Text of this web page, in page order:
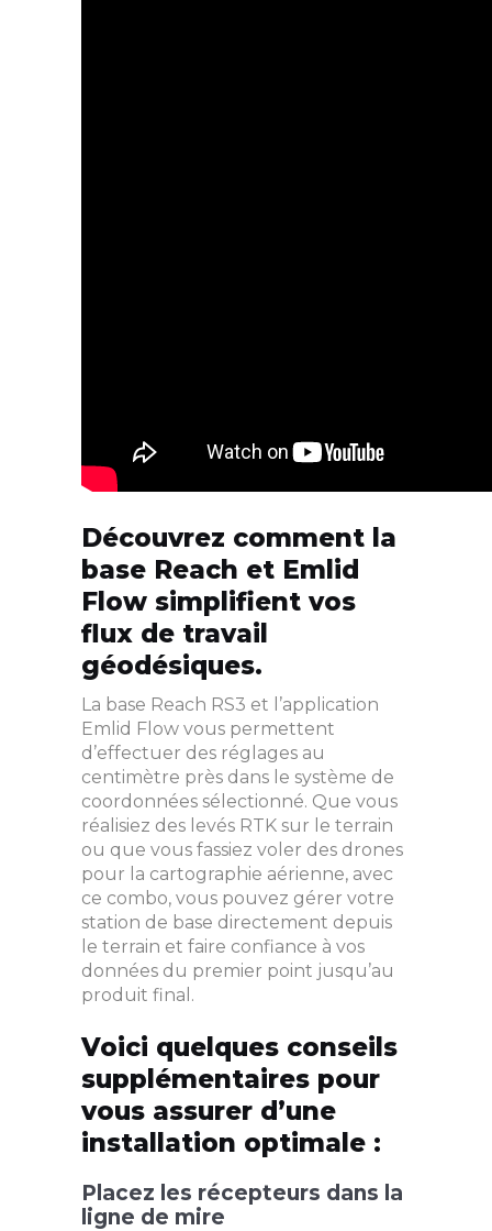
Découvrez comment la
base Reach et Emlid
Flow simplifient vos
flux de travail
géodésiques.
La base Reach RS3 et l’application
Emlid Flow vous permettent
d’effectuer des réglages au
centimètre près dans le système de
coordonnées sélectionné. Que vous
réalisiez des levés RTK sur le terrain
ou que vous fassiez voler des drones
pour la cartographie aérienne, avec
ce combo, vous pouvez gérer votre
station de base directement depuis
le terrain et faire confiance à vos
données du premier point jusqu’au
produit final.
Voici quelques conseils
supplémentaires pour
vous assurer d’une
installation optimale :
Placez les récepteurs dans la
ligne de mire